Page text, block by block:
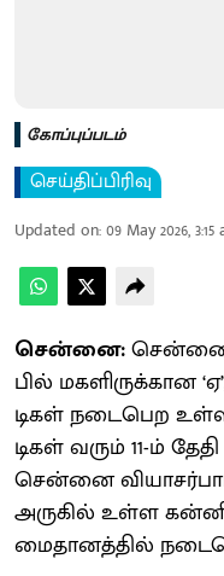
கோப்புப்படம்
செய்திப்பிரிவு
Updated on:09 May 2026, 3:15
சென்னை:சென்னை
பில் மகளிருக்​கான
டிகள் நடை​பெற
டிகள் வரும் 11-ம்
சென்னை
அருகில் உள்ள
மைதானத்​தில்